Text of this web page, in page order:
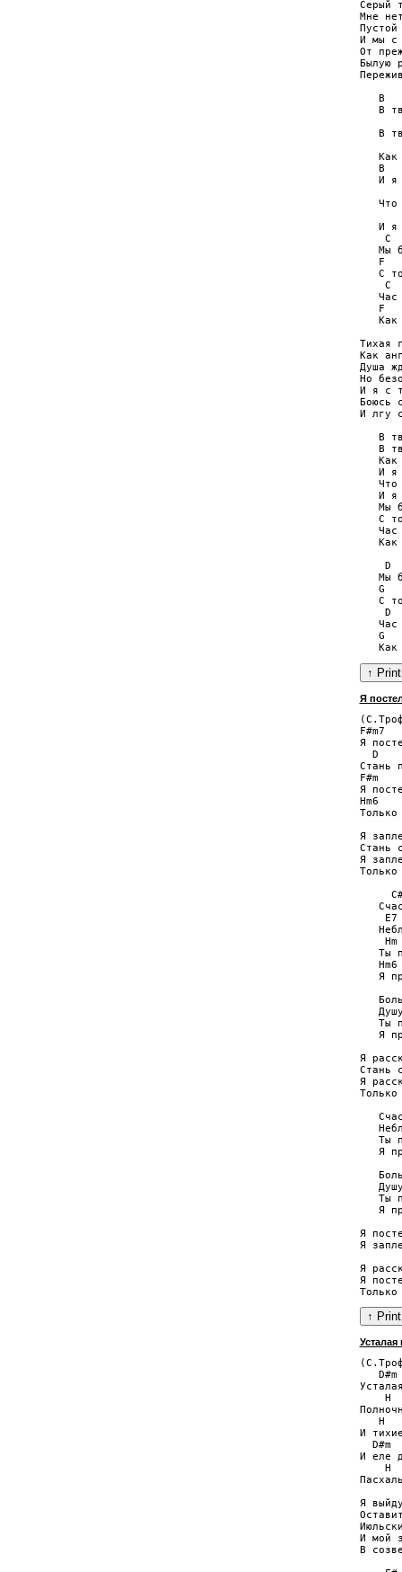
Серый
Мне
И мы с
От
Былую
B
В
В
Как
B
И я
Что
И я
    C
Мы
F
С
C
Час
F
Как
Тихая
Как
Душа
Но
И я с
Боюсь
И лгу
В
В
Как
И я
Что
И я
Мы
С
Час
Как
    D
Мы
G
С
D
Час
G
Я
Я
D
Стань
F#m
Я
Hm6
Я
Стань
Я
E7
Hm
Ты
Hm6
Я
Ты
Я
Я
Стань
Я
Ты
Я
Ты
Я
Я
Я
Я
Я
Усталая
D#m
H
H
И
D#m
И еле
H
Я
И мой
В